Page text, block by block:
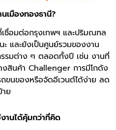
เมืองทองธานี?
ชื่อมต่อกรุงเทพฯ และปริมณฑล
และยังเป็นศูนย์รวมของงาน
รมต่าง ๆ ตลอดทั้งปี เช่น งานที่
สินค้า Challenger การมีโกดัง
ขนของหรือจัดอีเวนต์ได้ง่าย ลด
าย
านได้คุ้มกว่าที่คิด